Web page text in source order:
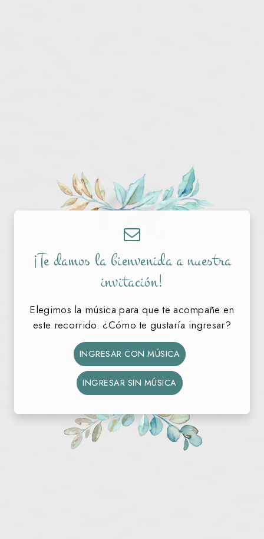
12 • 09 • 2026
Romi Gabi
NOS CASAMOS
36
DÍAS
11
HORAS
15
MIN
32
SEG
¡Te damos la bienvenida a nuestra
invitación!
Elegimos la música para que te acompañe en
este recorrido. ¿Cómo te gustaría ingresar?
INGRESAR CON MÚSICA
INGRESAR SIN MÚSICA